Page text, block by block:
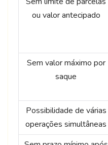
ou valor antecipado
Sem valor máximo por
saque
Possibilidade de várias
operações simultâneas